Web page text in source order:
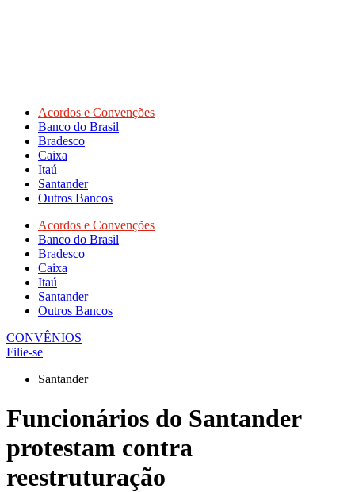
Acordos e Convenções
Banco do Brasil
Bradesco
Caixa
Itaú
Santander
Outros Bancos
Acordos e Convenções
Banco do Brasil
Bradesco
Caixa
Itaú
Santander
Outros Bancos
CONVÊNIOS
Filie-se
Santander
Funcionários do Santander
protestam contra
reestruturação